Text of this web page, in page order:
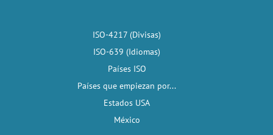
ISO-4217 (Divisas)
ISO-639 (Idiomas)
Países ISO
Países que empiezan por...
Estados USA
México